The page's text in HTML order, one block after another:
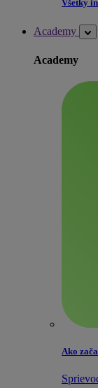
Všetky
Academy
Academy
Ako